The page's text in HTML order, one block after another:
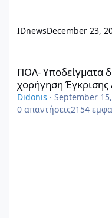
IDnewsDecember 23,
ΠΟΛ- Υποδείγματα
χορήγηση
Didonis · September
0 απαντήσεις2154